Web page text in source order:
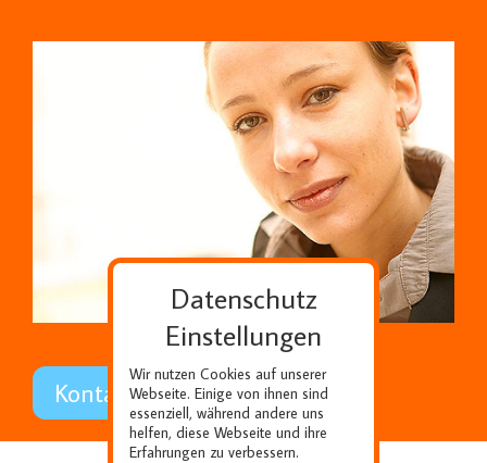
Kontaktieren Sie uns einfach
Datenschutz
Einstellungen
Wir nutzen Cookies auf unserer
Webseite. Einige von ihnen sind
essenziell, während andere uns
helfen, diese Webseite und ihre
Erfahrungen zu verbessern.